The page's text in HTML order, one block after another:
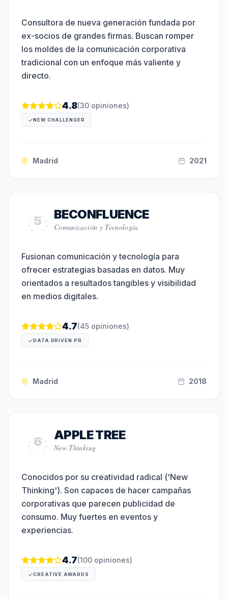
Consultora de nueva generación fundada por
ex-socios de grandes firmas. Buscan romper
los moldes de la comunicación corporativa
tradicional con un enfoque más valiente y
directo.
4.8(30 opiniones)
NEW CHALLENGER
Madrid 2021
5 BECONFLUENCE
Comunicación y Tecnología
Fusionan comunicación y tecnología para
ofrecer estrategias basadas en datos. Muy
orientados a resultados tangibles y visibilidad
en medios digitales.
4.7(45 opiniones)
DATA DRIVEN PR
Madrid 2018
6 APPLE TREE
New Thinking
Conocidos por su creatividad radical ('New
Thinking'). Son capaces de hacer campañas
corporativas que parecen publicidad de
consumo. Muy fuertes en eventos y
experiencias.
4.7(100 opiniones)
CREATIVE AWARDS